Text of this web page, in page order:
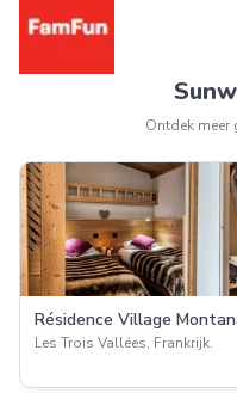
Ontdek meer
Résidence Village
Les Trois Vallées, Frankrijk.